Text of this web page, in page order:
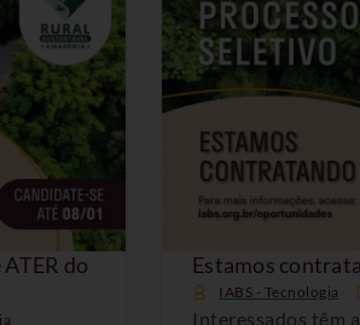
do
Estamos
IABS - Tecnologia
Interessados têm